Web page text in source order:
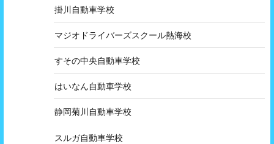
掛川自動車学校
マジオドライバーズスクール熱海校
すその中央自動車学校
はいなん自動車学校
静岡菊川自動車学校
スルガ自動車学校